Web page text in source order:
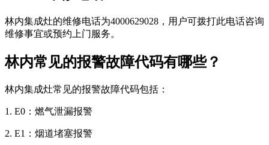
林内集成灶的维修电话为4000629028，用户可拨打此电话咨询
维修事宜或预约上门服务。
林内常见的报警故障代码有哪些？
林内集成灶常见的报警故障代码包括：
1. E0：燃气泄漏报警
2. E1：烟道堵塞报警